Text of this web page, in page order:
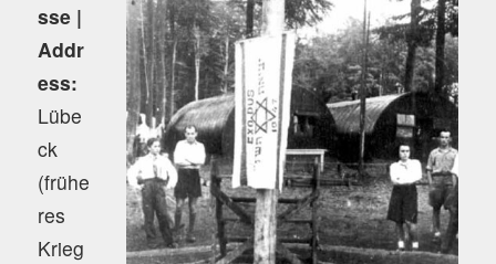
sse |
Addr
ess:
Lübe
ck
(frühe
res
Krieg